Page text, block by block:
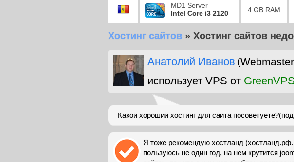
MD1 Server
Intel Core i3 2120
4 GB RAM
Хостинг сайтов » Хостинг сайтов
Анатолий Иванов
использует VPS от GreenVPS
Какой хороший хостинг для сайта
Я тоже рекомендую хостланд
пользуюсь не один год, на нем крутится